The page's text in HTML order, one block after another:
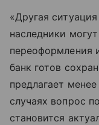
«Другая
наследники
переоформления
банк готов
предлагает
случаях вопрос
становится